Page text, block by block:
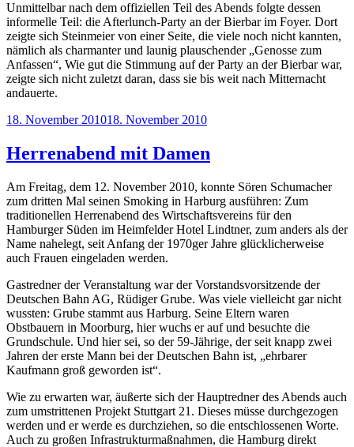
Unmittelbar nach dem offiziellen Teil des Abends folgte dessen
informelle Teil: die Afterlunch-Party an der Bierbar im Foyer. Dort
zeigte sich Steinmeier von einer Seite, die viele noch nicht kannten,
nämlich als charmanter und launig plauschender „Genosse zum
Anfassen“, Wie gut die Stimmung auf der Party an der Bierbar war,
zeigte sich nicht zuletzt daran, dass sie bis weit nach Mitternacht
andauerte.
Veröffentlicht
18. November 201018. November 2010
Herrenabend mit Damen
Am Freitag, dem 12. November 2010, konnte Sören Schumacher
zum dritten Mal seinen Smoking in Harburg ausführen: Zum
traditionellen Herrenabend des Wirtschaftsvereins für den
Hamburger Süden im Heimfelder Hotel Lindtner, zum anders als der
Name nahelegt, seit Anfang der 1970ger Jahre glücklicherweise
auch Frauen eingeladen werden.
Gastredner der Veranstaltung war der Vorstandsvorsitzende der
Deutschen Bahn AG, Rüdiger Grube. Was viele vielleicht gar nicht
wussten: Grube stammt aus Harburg. Seine Eltern waren
Obstbauern in Moorburg, hier wuchs er auf und besuchte die
Grundschule. Und hier sei, so der 59-Jährige, der seit knapp zwei
Jahren der erste Mann bei der Deutschen Bahn ist, „ehrbarer
Kaufmann groß geworden ist“.
Wie zu erwarten war, äußerte sich der Hauptredner des Abends auch
zum umstrittenen Projekt Stuttgart 21. Dieses müsse durchgezogen
werden und er werde es durchziehen, so die entschlossenen Worte.
Auch zu großen Infrastrukturmaßnahmen, die Hamburg direkt